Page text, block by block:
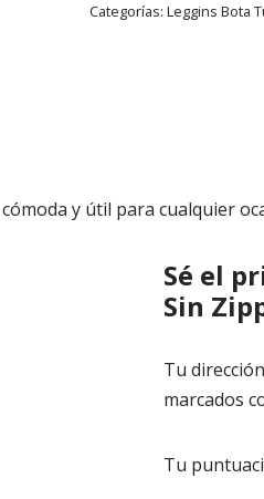
Categorías:Leggins Bota
y útil para cualquier
Sé el
Sin
Tu
marcados
Tu